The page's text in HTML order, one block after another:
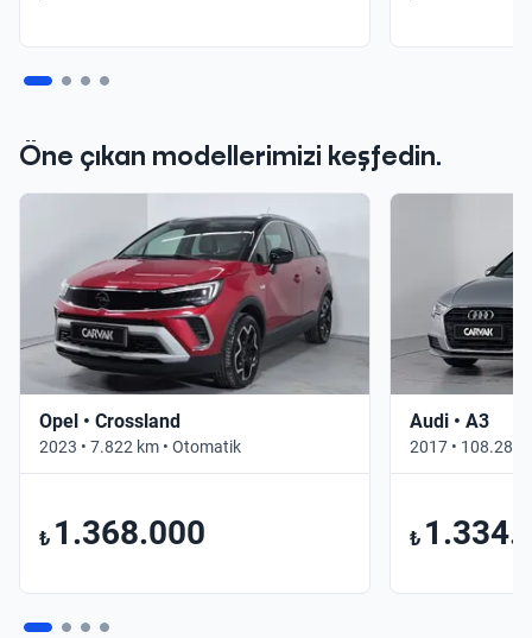
Öne çıkan modellerimizi keşfedin.
Opel • Crossland
2023 • 7.822 km • Otomatik
₺ 1.368.000
Audi • A3
2017 • 108.283
₺